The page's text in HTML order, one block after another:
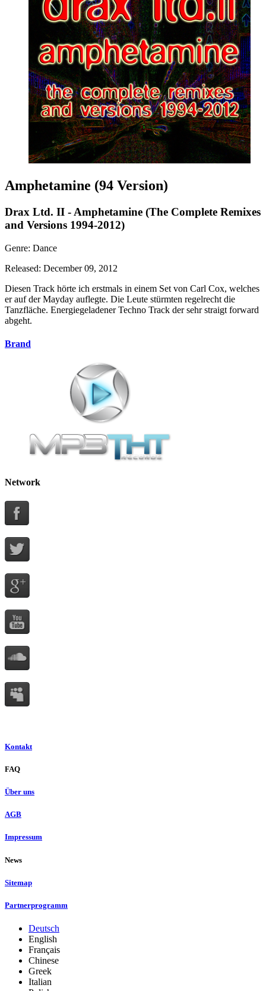
Amphetamine (94 Version)
Drax Ltd. II - Amphetamine (The Complete Remixes
and Versions 1994-2012)
Genre: Dance
Released: December 09, 2012
Diesen Track hörte ich erstmals in einem Set von Carl Cox, welches
er auf der Mayday auflegte. Die Leute stürmten regelrecht die
Tanzfläche. Energiegeladener Techno Track der sehr straigt forward
abgeht.
Brand
Network
Kontakt
FAQ
Über uns
AGB
Impressum
News
Sitemap
Partnerprogramm
Deutsch
English
Français
Chinese
Greek
Italian